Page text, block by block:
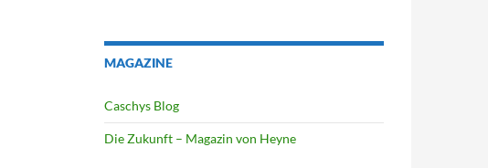
MAGAZINE
Caschys Blog
Die Zukunft – Magazin von Heyne